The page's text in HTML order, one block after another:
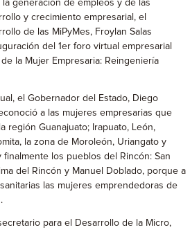
generación de empleos y de las
y crecimiento empresarial, el
de las MiPyMes, Froylan Salas
del 1er foro virtual empresarial
la Mujer Empresaria: Reingeniería
el Gobernador del Estado, Diego
a las mujeres empresarias que
región Guanajuato; Irapuato, León,
la zona de Moroleón, Uriangato y
finalmente los pueblos del Rincón: San
del Rincón y Manuel Doblado, porque a
las mujeres emprendedoras de
para el Desarrollo de la Micro,